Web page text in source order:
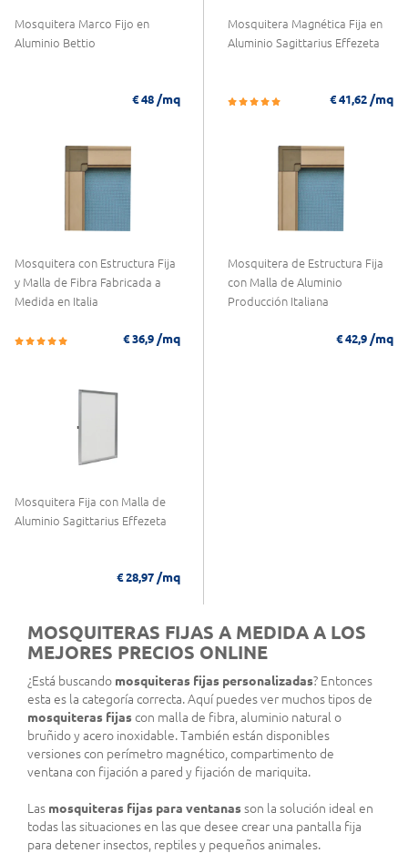
Mosquitera Marco Fijo en
Aluminio Bettio
€ 48 /mq
Mosquitera Magnética Fija en
Aluminio Sagittarius Effezeta
€ 41,62 /mq
Mosquitera con Estructura Fija
y Malla de Fibra Fabricada a
Medida en Italia
€ 36,9 /mq
Mosquitera de Estructura Fija
con Malla de Aluminio
Producción Italiana
€ 42,9 /mq
Mosquitera Fija con Malla de
Aluminio Sagittarius Effezeta
€ 28,97 /mq
MOSQUITERAS FIJAS A MEDIDA A LOS
MEJORES PRECIOS ONLINE
¿Está buscando mosquiteras fijas personalizadas? Entonces
esta es la categoría correcta. Aquí puedes ver muchos tipos de
mosquiteras fijascon malla de fibra, aluminio natural o
bruñido y acero inoxidable. También están disponibles
versiones con perímetro magnético, compartimento de
ventana con fijación a pared y fijación de mariquita.
Las mosquiteras fijas para ventanasson la solución ideal en
todas las situaciones en las que desee crear una pantalla fija
para detener insectos, reptiles y pequeños animales.